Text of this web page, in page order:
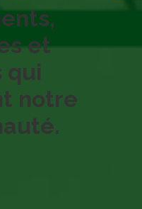
et
qui
notre